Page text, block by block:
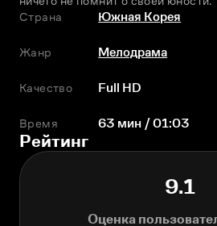
Страна
Южная Корея
Жанр Мелодрама
Качество Full HD
Время 63 мин / 01:03
Рейтинг
9.1
Оценка